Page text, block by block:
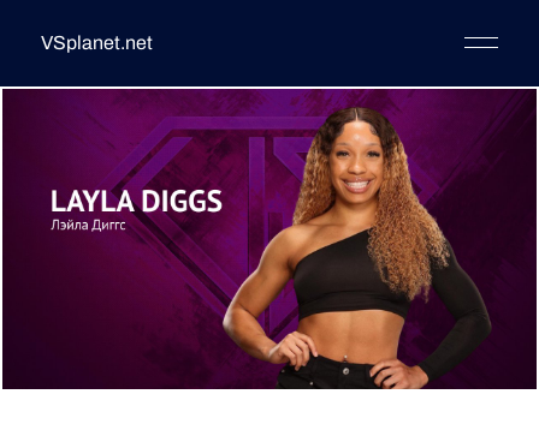
VSplanet.net